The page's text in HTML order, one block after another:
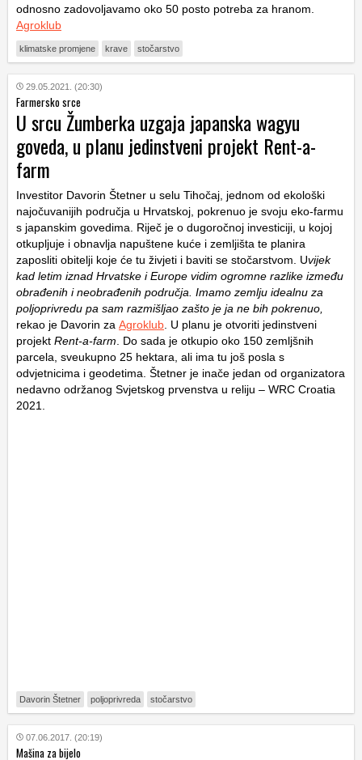
odnosno zadovoljavamo oko 50 posto potreba za hranom.
Agroklub
klimatske promjene krave stočarstvo
29.05.2021. (20:30)
Farmersko srce
U srcu Žumberka uzgaja japanska wagyu
goveda, u planu jedinstveni projekt Rent-a-
farm
Investitor Davorin Štetner u selu Tihočaj, jednom od ekološki
najočuvanijih područja u Hrvatskoj, pokrenuo je svoju eko-farmu
s japanskim govedima. Riječ je o dugoročnoj investiciji, u kojoj
otkupljuje i obnavlja napuštene kuće i zemljišta te planira
zaposliti obitelji koje će tu živjeti i baviti se stočarstvom. Uvijek
kad letim iznad Hrvatske i Europe vidim ogromne razlike između
obrađenih i neobrađenih područja. Imamo zemlju idealnu za
poljoprivredu pa sam razmišljao zašto je ja ne bih pokrenuo,
rekao je Davorin za Agroklub . U planu je otvoriti jedinstveni
projekt Rent-a-farm . Do sada je otkupio oko 150 zemljšnih
parcela, sveukupno 25 hektara, ali ima tu još posla s
odvjetnicima i geodetima. Štetner je inače jedan od organizatora
nedavno održanog Svjetskog prvenstva u reliju – WRC Croatia
2021.
Davorin Štetner poljoprivreda stočarstvo
07.06.2017. (20:19)
Mašina za bijelo